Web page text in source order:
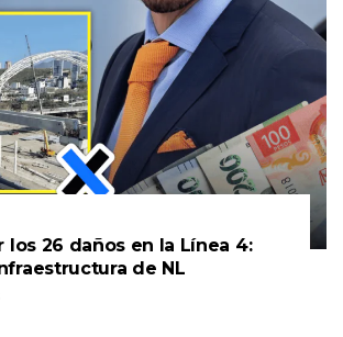
los 26 daños en la Línea 4:
de NL